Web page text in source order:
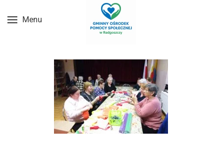
Przejdź do treści głównej
Menu